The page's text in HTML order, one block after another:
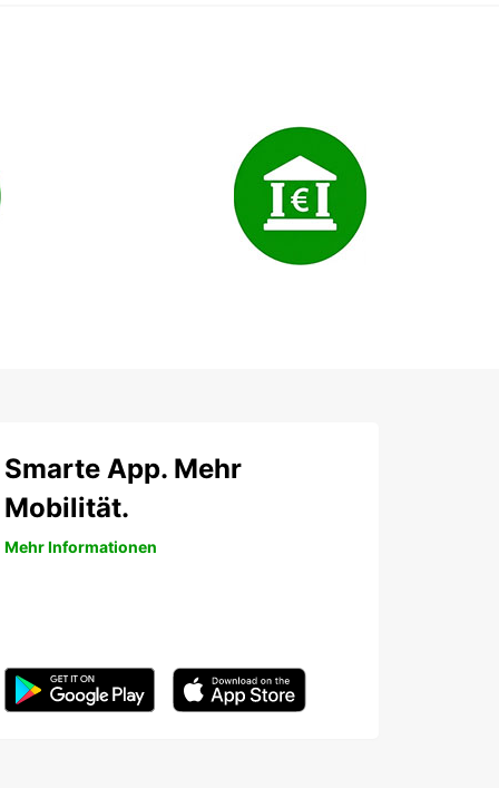
Smarte App. Mehr
Mobilität.
Mehr Informationen